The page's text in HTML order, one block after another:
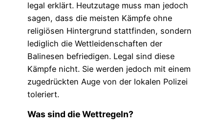
legal erklärt. Heutzutage muss man jedoch
sagen, dass die meisten Kämpfe ohne
religiösen Hintergrund stattfinden, sondern
lediglich die Wettleidenschaften der
Balinesen befriedigen. Legal sind diese
Kämpfe nicht. Sie werden jedoch mit einem
zugedrückten Auge von der lokalen Polizei
toleriert.
Was sind die Wettregeln?